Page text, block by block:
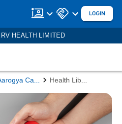
LOGIN
HEALTH LIMITED
Ca Health Lib